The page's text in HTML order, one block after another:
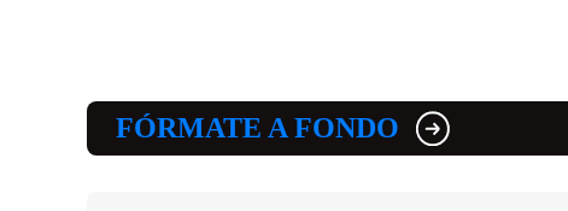
FÓRMATE A FONDO